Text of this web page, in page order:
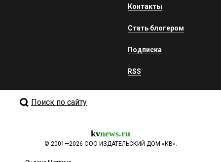
Контакты
Стать блогером
Подписка
RSS
Поиск по сайту
kvnews.ru
© 2001—2026 ООО ИЗДАТЕЛЬСКИЙ ДОМ «КВ».